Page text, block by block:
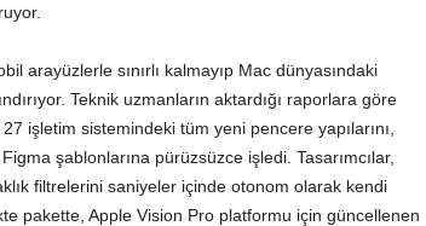
arayüzlerle sınırlı kalmayıp Mac dünyasındaki
Teknik uzmanların aktardığı raporlara göre
işletim sistemindeki tüm yeni pencere yapılarını,
şablonlarına pürüzsüzce işledi. Tasarımcılar,
filtrelerini saniyeler içinde otonom olarak kendi
pakette, Apple Vision Pro platformu için güncellenen